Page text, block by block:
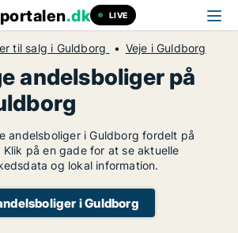
.dk LIVE
til salg i Guldborg Veje i Guldborg
andelsboliger på
andelsboliger i Guldborg fordelt på
på en gade for at se aktuelle
og lokal information.
i Guldborg